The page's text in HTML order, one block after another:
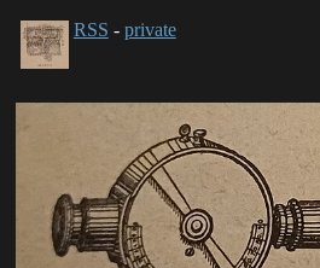
RSS - private